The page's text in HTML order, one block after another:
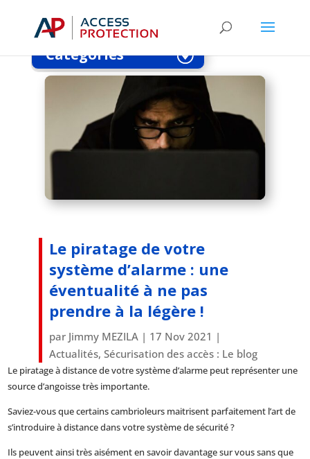
Catégories
Le piratage de votre
système d’alarme : une
éventualité à ne pas
prendre à la légère !
par Jimmy MEZILA | 17 Nov 2021 |
Actualités, Sécurisation des accès : Le blog
Le piratage à distance de votre système d’alarme peut représenter une
source d’angoisse très importante.
Saviez-vous que certains cambrioleurs maitrisent parfaitement l’art de
s’introduire à distance dans votre système de sécurité ?
Ils peuvent ainsi très aisément en savoir davantage sur vous sans que